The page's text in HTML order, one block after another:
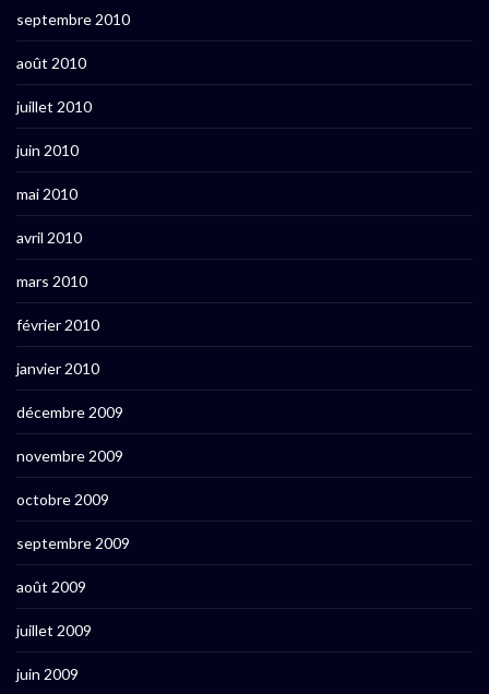
septembre 2010
août 2010
juillet 2010
juin 2010
mai 2010
avril 2010
mars 2010
février 2010
janvier 2010
décembre 2009
novembre 2009
octobre 2009
septembre 2009
août 2009
juillet 2009
juin 2009